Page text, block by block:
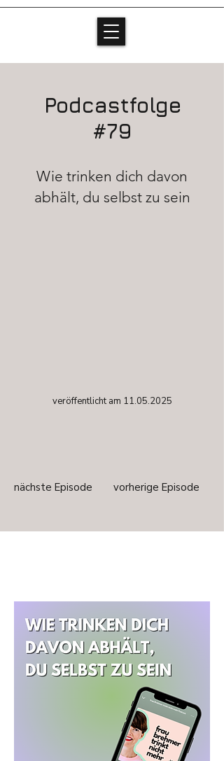
Podcastfolge
#79
Wie trinken dich davon
abhält, du selbst zu sein
veröffentlicht am 11.05.2025
nächste Episode vorherige Episode